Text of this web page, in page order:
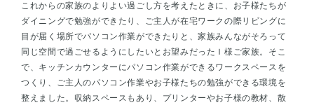
これからの家族のよりよい過ごし方を考えたときに、お子様たちが
ダイニングで勉強ができたり、ご主人が在宅ワークの際リビングに
目が届く場所でパソコン作業ができたりと、家族みんながそろって
同じ空間で過ごせるようにしたいとお望みだったＩ様ご家族。そこ
で、キッチンカウンターにパソコン作業ができるワークスペースを
つくり、ご主人のパソコン作業やお子様たちの勉強ができる環境を
整えました。収納スペースもあり、プリンターやお子様の教材、散